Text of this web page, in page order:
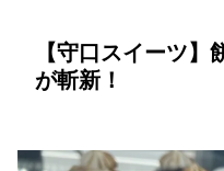
【守口スイーツ
が斬新！